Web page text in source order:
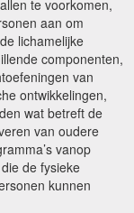
te voorkomen,
aan om
lichamelijke
componenten,
van
ontwikkelingen,
wat betreft de
van oudere
vanop
de fysieke
kunnen